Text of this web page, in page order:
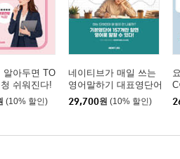
알아두면 TO
쉬워진다!
(10% 할인)
네이티브가 매일 쓰는
영어말하기 대표영단어
157
29,700원 (10% 할인)